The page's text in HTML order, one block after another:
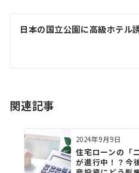
ビ
ゲ
シ
ン
日本の国立公園に高級ホテル
関連記事
2024年9月9日
住宅ローンの「
が進行中！？今